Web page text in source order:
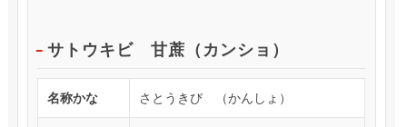
サトウキビ 甘蔗（カンショ）
名称かな さとうきび （かんしょ）